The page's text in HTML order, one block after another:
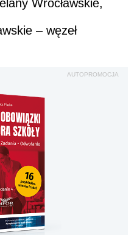
Wrocławskie,
– węzeł
AUTOPROMOCJA